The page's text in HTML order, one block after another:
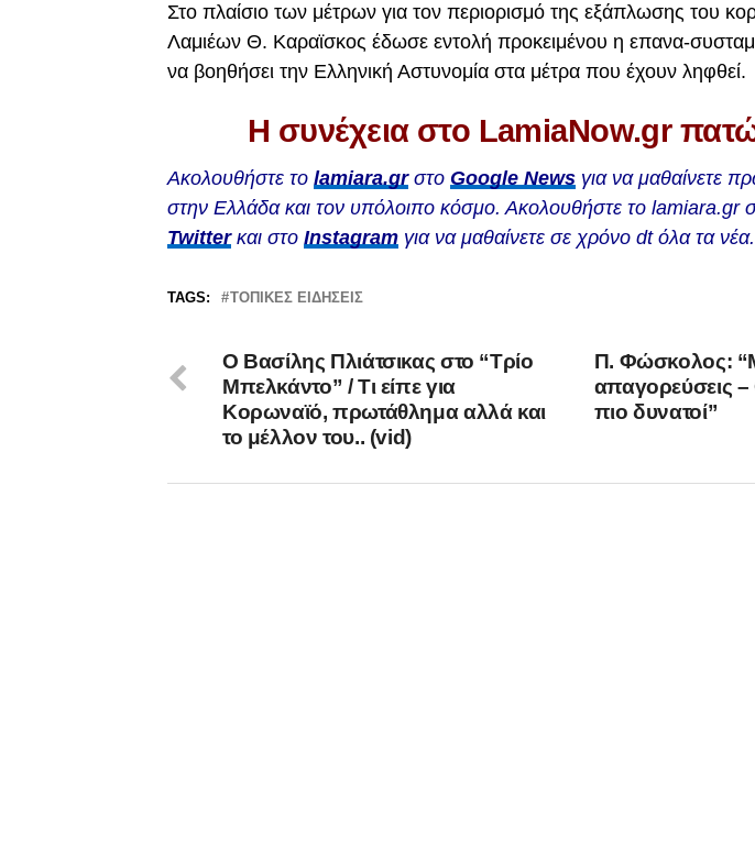
Στο πλαίσιο των μέτρων για τον περιορισμό της εξάπλωσης του
Λαμιέων Θ. Καραϊσκος έδωσε εντολή προκειμένου η επανα-
να βοηθήσει την Ελληνική Αστυνομία στα μέτρα που έχουν ληφθεί.
Η συνέχεια στο LamiaNow.gr
Ακολουθήστε το lamiara.grστο Google News για να μαθαίνετε
στην Ελλάδα και τον υπόλοιπο κόσμο. Ακολουθήστε το lamiara.gr
Twitterκαι στο Instagram για να μαθαίνετε σε χρόνο dt όλα τα νέα.
TAGS: ΤΟΠΙΚΕΣ ΕΙΔΗΣΕΙΣ
Π. Φώσκολος:
απαγορεύσεις
πιο δυνατοί”
Ο Βασίλης Πλιάτσικας στο “Τρίο
Μπελκάντο” / Τι είπε για
Κορωναϊό, πρωτάθλημα αλλά και
το μέλλον του.. (vid)